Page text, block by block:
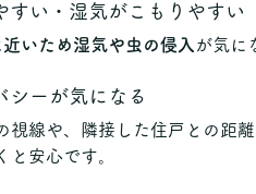
い・湿気がこもりやすい
いため湿気や虫の侵入 が気に
ーが気になる
視線や、隣接した住戸との距離
と安心です。